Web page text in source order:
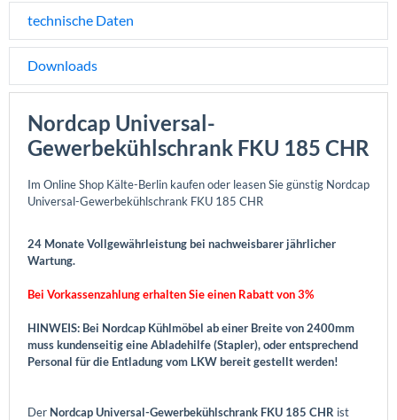
technische Daten
Downloads
Nordcap Universal-
Gewerbekühlschrank FKU 185 CHR
Im Online Shop Kälte-Berlin kaufen oder leasen Sie günstig Nordcap
Universal-Gewerbekühlschrank FKU 185 CHR
24 Monate Vollgewährleistung bei nachweisbarer jährlicher
Wartung.
Bei Vorkassenzahlung erhalten Sie einen Rabatt von 3%
HINWEIS: Bei Nordcap Kühlmöbel ab einer Breite von 2400mm
muss kundenseitig eine Abladehilfe (Stapler), oder entsprechend
Personal für die Entladung vom LKW bereit gestellt werden!
Der Nordcap Universal-Gewerbekühlschrank FKU 185 CHR ist